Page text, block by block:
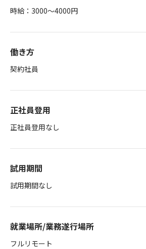
時給：3000～4000円
働き方
契約社員
正社員登用
正社員登用なし
試用期間
試用期間なし
就業場所/業務遂行場所
フルリモート